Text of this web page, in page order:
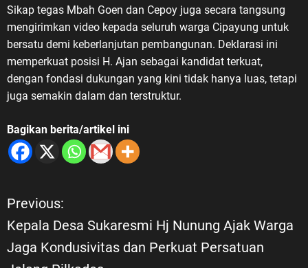
mengenai Veteran Republik
Indonesia memiliki landasan
hukum melalui Undang-Undang
Nomor 15 Tahun 2012 tentang
Veteran Republik Indonesia serta
Peraturan Pemerintah Nomor 67
pelaksanaannya. “Bangsa
Indonesia tidak boleh melupakan
sejarah. Kemerdekaan yang kita
para pejuang dalam perjuangan
melawan penjajahan serta
mempertahankan kemerdekaan,”
​Sikap tegas Mbah Goen dan Cepoy juga secara tangsung
mengirimkan video kepada seluruh warga Cipayung untuk
bersatu demi keberlanjutan pembangunan. Deklarasi ini
memperkuat posisi H. Ajan sebagai kandidat terkuat,
dengan fondasi dukungan yang kini tidak hanya luas, tetapi
juga semakin dalam dan terstruktur.
Bagikan berita/artikel ini
N
a
Previous:
Kepala Desa Sukaresmi Hj Nunung Ajak Warga
Jaga Kondusivitas dan Perkuat Persatuan